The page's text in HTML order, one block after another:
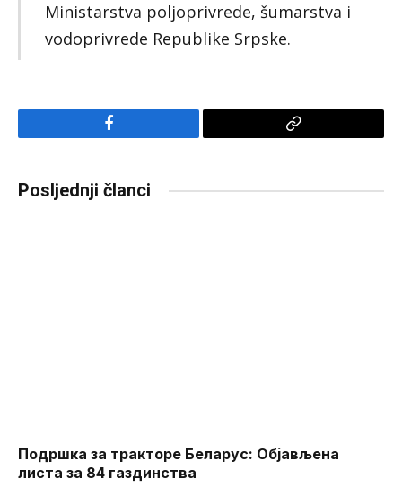
Ministarstva poljoprivrede, šumarstva i
vodoprivrede Republike Srpske.
Facebook
Copy
Posljednji članci
Подршка за тракторе Беларус: Објављена
листа за 84 газдинства